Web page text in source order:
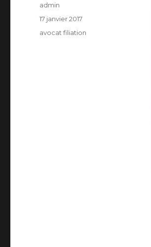
Auteur
admin
Publié
17 janvier 2017
Catégories
avocat filiation